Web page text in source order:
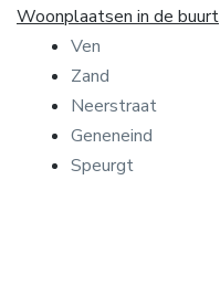
Woonplaatsen in de buurt
Ven
Zand
Neerstraat
Geneneind
Speurgt